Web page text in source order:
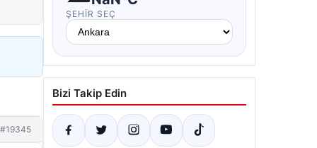
#19345
ŞEHIR SEÇ
Bizi Takip Edin